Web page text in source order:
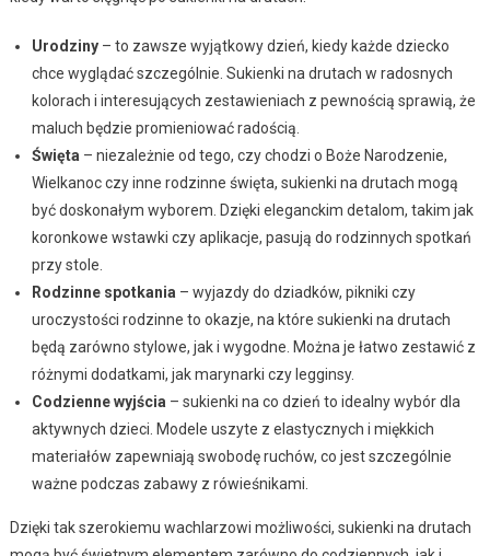
Urodziny– to zawsze wyjątkowy dzień, kiedy każde dziecko
chce wyglądać szczególnie. Sukienki na drutach w radosnych
kolorach i interesujących zestawieniach z pewnością sprawią, że
maluch będzie promieniować radością.
Święta – niezależnie od tego, czy chodzi o Boże Narodzenie,
Wielkanoc czy inne rodzinne święta, sukienki na drutach mogą
być doskonałym wyborem. Dzięki eleganckim detalom, takim jak
koronkowe wstawki czy aplikacje, pasują do rodzinnych spotkań
przy stole.
Rodzinne spotkania – wyjazdy do dziadków, pikniki czy
uroczystości rodzinne to okazje, na które sukienki na drutach
będą zarówno stylowe, jak i wygodne. Można je łatwo zestawić z
różnymi dodatkami, jak marynarki czy legginsy.
Codzienne wyjścia – sukienki na co dzień to idealny wybór dla
aktywnych dzieci. Modele uszyte z elastycznych i miękkich
materiałów zapewniają swobodę ruchów, co jest szczególnie
ważne podczas zabawy z rówieśnikami.
Dzięki tak szerokiemu wachlarzowi możliwości, sukienki na drutach